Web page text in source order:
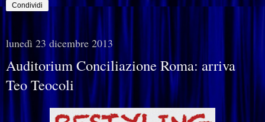
Condividi
lunedì 23 dicembre 2013
Auditorium Conciliazione Roma: arriva
Teo Teocoli